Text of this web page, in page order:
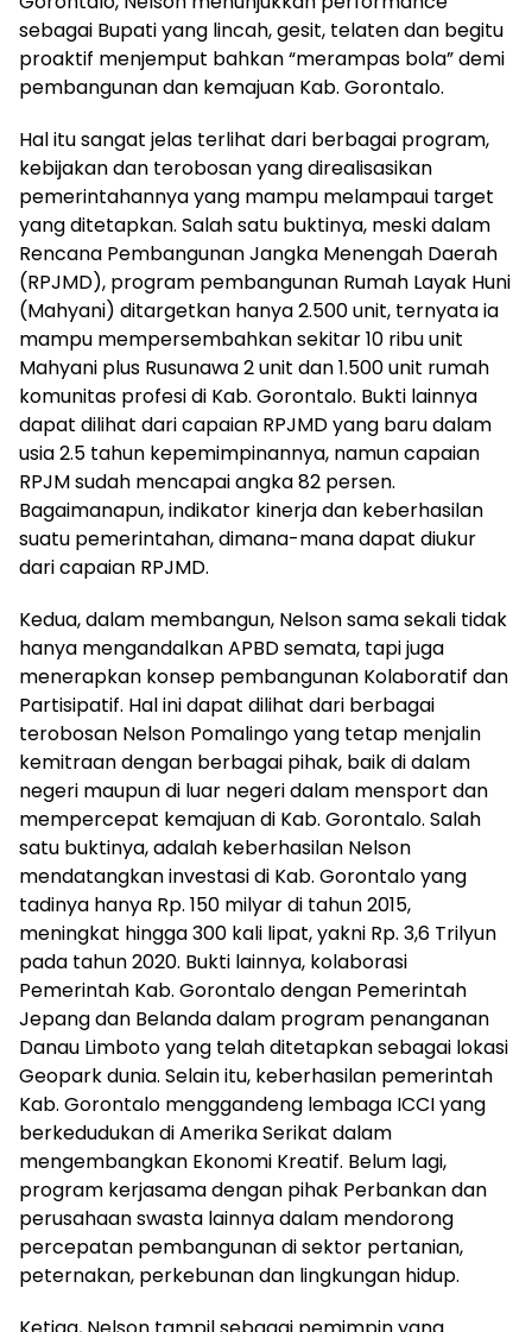
sebagai Bupati yang lincah, gesit, telaten dan begitu
proaktif menjemput bahkan “merampas bola” demi
pembangunan dan kemajuan Kab. Gorontalo.
Hal itu sangat jelas terlihat dari berbagai program,
kebijakan dan terobosan yang direalisasikan
pemerintahannya yang mampu melampaui target
yang ditetapkan. Salah satu buktinya, meski dalam
Rencana Pembangunan Jangka Menengah Daerah
(RPJMD), program pembangunan Rumah Layak Huni
(Mahyani) ditargetkan hanya 2.500 unit, ternyata ia
mampu mempersembahkan sekitar 10 ribu unit
Mahyani plus Rusunawa 2 unit dan 1.500 unit rumah
komunitas profesi di Kab. Gorontalo. Bukti lainnya
dapat dilihat dari capaian RPJMD yang baru dalam
usia 2.5 tahun kepemimpinannya, namun capaian
RPJM sudah mencapai angka 82 persen.
Bagaimanapun, indikator kinerja dan keberhasilan
suatu pemerintahan, dimana-mana dapat diukur
dari capaian RPJMD.
Kedua, dalam membangun, Nelson sama sekali tidak
hanya mengandalkan APBD semata, tapi juga
menerapkan konsep pembangunan Kolaboratif dan
Partisipatif. Hal ini dapat dilihat dari berbagai
terobosan Nelson Pomalingo yang tetap menjalin
kemitraan dengan berbagai pihak, baik di dalam
negeri maupun di luar negeri dalam mensport dan
mempercepat kemajuan di Kab. Gorontalo. Salah
satu buktinya, adalah keberhasilan Nelson
mendatangkan investasi di Kab. Gorontalo yang
tadinya hanya Rp. 150 milyar di tahun 2015,
meningkat hingga 300 kali lipat, yakni Rp. 3,6 Trilyun
pada tahun 2020. Bukti lainnya, kolaborasi
Pemerintah Kab. Gorontalo dengan Pemerintah
Jepang dan Belanda dalam program penanganan
Danau Limboto yang telah ditetapkan sebagai lokasi
Geopark dunia. Selain itu, keberhasilan pemerintah
Kab. Gorontalo menggandeng lembaga ICCI yang
berkedudukan di Amerika Serikat dalam
mengembangkan Ekonomi Kreatif. Belum lagi,
program kerjasama dengan pihak Perbankan dan
perusahaan swasta lainnya dalam mendorong
percepatan pembangunan di sektor pertanian,
peternakan, perkebunan dan lingkungan hidup.